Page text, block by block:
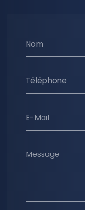
Nom
Téléphone
E-Mail
Message